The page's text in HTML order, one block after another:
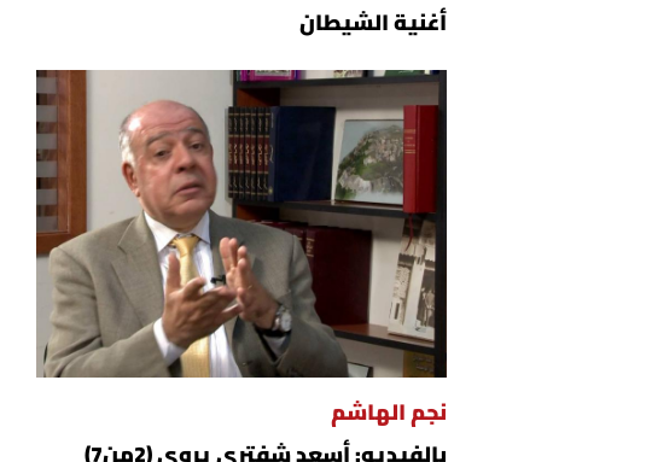
أغنية الشيطان
نجم الهاشم